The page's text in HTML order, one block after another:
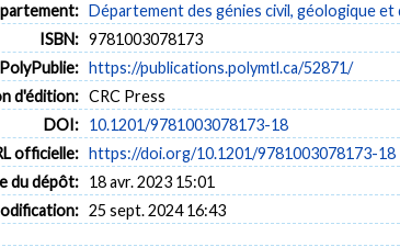
Département des génies civil, géologique et
ISBN: 9781003078173
https://publications.polymtl.ca/52871/
d'édition: CRC Press
DOI: 10.1201/9781003078173-18
officielle: https://doi.org/10.1201/9781003078173-18
du dépôt: 18 avr. 2023 15:01
25 sept. 2024 16:43